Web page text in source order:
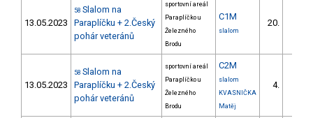
13.05.2023
58 Slalom na
Paraplíčku + 2.Český
pohár veteránů
sportovní areál
Paraplíčko u
Železného
Brodu
C1M
slalom
20.
13.05.2023
58 Slalom na
Paraplíčku + 2.Český
pohár veteránů
sportovní areál
Paraplíčko u
Železného
Brodu
C2M
slalom
KVASNIČKA
Matěj
4.